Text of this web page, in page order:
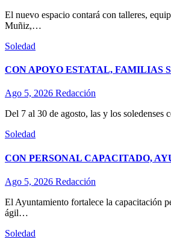
El nuevo espacio contará con talleres,
Muñiz,…
Soledad
CON APOYO ESTATAL, FAMILIAS
Ago 5, 2026 Redacción
Del 7 al 30 de agosto, las y los
Soledad
CON PERSONAL CAPACITADO,
Ago 5, 2026 Redacción
El Ayuntamiento fortalece la capacitación
ágil…
Soledad